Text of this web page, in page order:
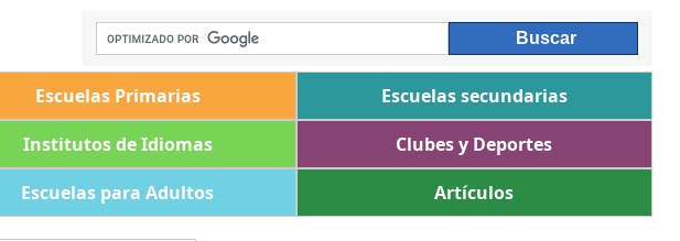
Escuelas Primarias
Escuelas secundarias
Institutos de Idiomas
Clubes y Deportes
Escuelas para Adultos Artículos